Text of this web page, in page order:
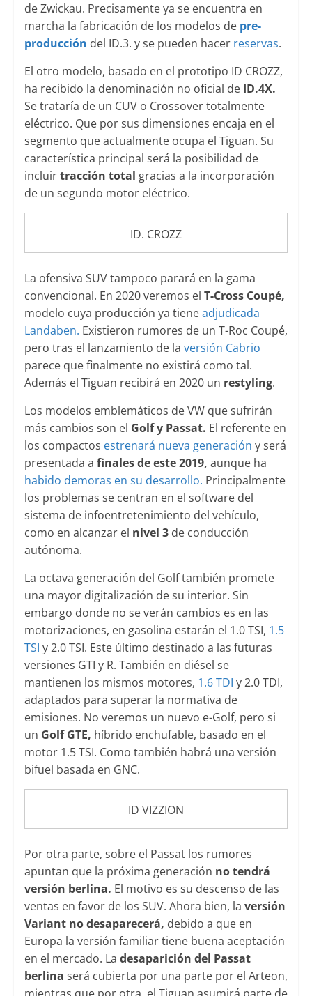
de Zwickau. Precisamente ya se encuentra en
marcha la fabricación de los modelos de pre-
producción del ID.3. y se pueden hacer reservas.
El otro modelo, basado en el prototipo ID CROZZ,
ha recibido la denominación no oficial de ID.4X.
Se trataría de un CUV o Crossover totalmente
eléctrico. Que por sus dimensiones encaja en el
segmento que actualmente ocupa el Tiguan. Su
característica principal será la posibilidad de
incluirtracción total gracias a la incorporación
de un segundo motor eléctrico.
ID. CROZZ
La ofensiva SUV tampoco parará en la gama
convencional. En 2020 veremos el T-Cross Coupé,
modelo cuya producción ya tieneadjudicada
Landaben. Existieron rumores de un T-Roc Coupé,
pero tras el lanzamiento de la versión Cabrio
parece que finalmente no existirá como tal.
Además el Tiguan recibirá en 2020 un restyling.
Los modelos emblemáticos de VW que sufrirán
más cambios son el Golf y Passat. El referente en
los compactos estrenará nueva generación y será
presentada a finales de este 2019, aunque ha
habido demoras en su desarrollo. Principalmente
los problemas se centran en el software del
sistema de infoentretenimiento del vehículo,
como en alcanzar el nivel 3de conducción
autónoma.
La octava generación del Golf también promete
una mayor digitalización de su interior. Sin
embargo donde no se verán cambios es en las
motorizaciones, en gasolina estarán el 1.0 TSI, 1.5
TSI y 2.0 TSI. Este último destinado a las futuras
versiones GTI y R. También en diésel se
mantienen los mismos motores, 1.6 TDI y 2.0 TDI,
adaptados para superar la normativa de
emisiones. No veremos un nuevo e-Golf, pero si
un Golf GTE, híbrido enchufable, basado en el
motor 1.5 TSI. Como también habrá una versión
bifuel basada en GNC.
ID VIZZION
Por otra parte, sobre el Passat los rumores
apuntan que la próxima generación no tendrá
versión berlina. El motivo es su descenso de las
ventas en favor de los SUV. Ahora bien, la versión
Variant no desaparecerá, debido a que en
Europa la versión familiar tiene buena aceptación
en el mercado. La desaparición del Passat
berlina será cubierta por una parte por el Arteon,